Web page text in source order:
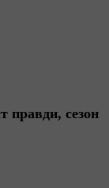
правди, сезон